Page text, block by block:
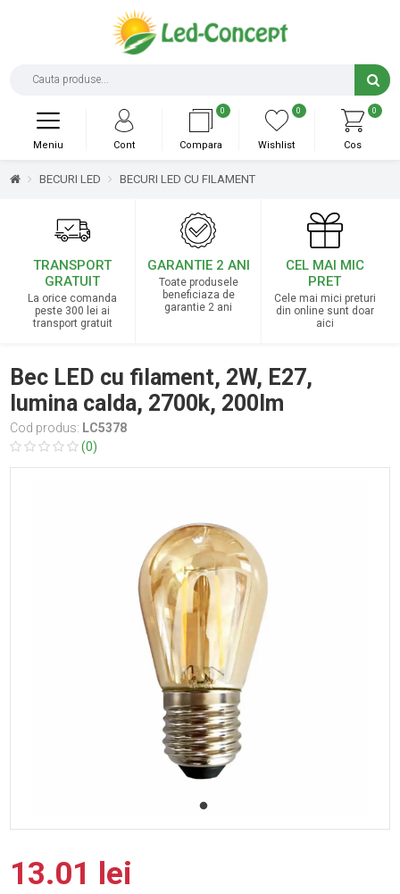
0
Cos
0
Wishlist
0
Compara
Cont
Meniu
BECURI LED BECURI LED CU FILAMENT
TRANSPORT
GRATUIT
La orice comanda
peste 300 lei ai
transport gratuit
GARANTIE 2 ANI
Toate produsele
beneficiaza de
garantie 2 ani
CEL MAI MIC
PRET
Cele mai mici preturi
din online sunt doar
aici
Bec LED cu filament, 2W, E27,
lumina calda, 2700k, 200lm
Cod produs: LC5378
(0)
13.01 lei